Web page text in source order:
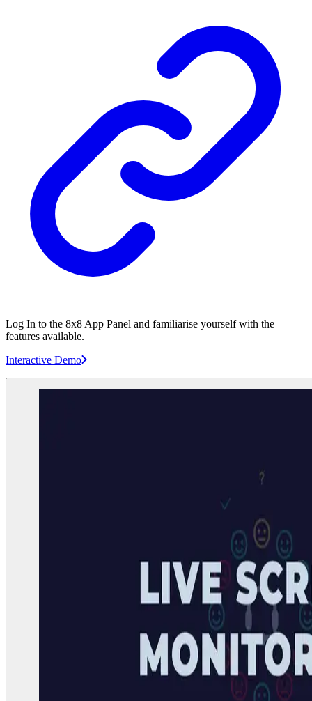
Log In to the 8x8 App Panel and familiarise yourself with the
features available.
Interactive Demo